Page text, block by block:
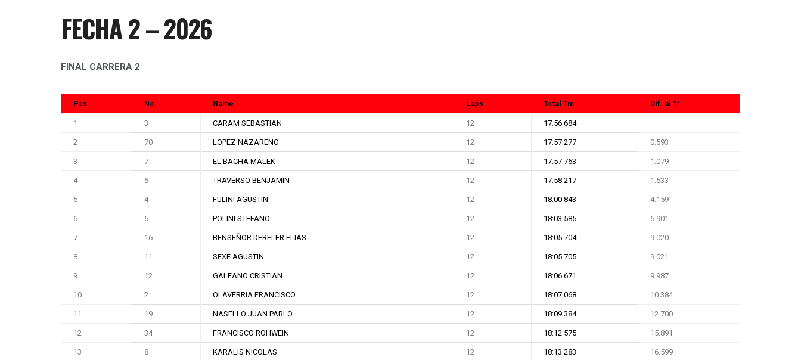
FECHA 2 – 2026
FINAL CARRERA 2
Pos No. Name Laps Total Tm Dif. al 1°
1 3 CARAM SEBASTIAN 12 17:56.684
2 70 LOPEZ NAZARENO 12 17:57.277 0.593
3 7 EL BACHA MALEK 12 17:57.763 1.079
4 6 TRAVERSO BENJAMIN 12 17:58.217 1.533
5 4 FULINI AGUSTIN 12 18:00.843 4.159
6 5 POLINI STEFANO 12 18:03.585 6.901
7 16 BENSEÑOR DERFLER ELIAS 12 18:05.704 9.020
8 11 SEXE AGUSTIN 12 18:05.705 9.021
9 12 GALEANO CRISTIAN 12 18:06.671 9.987
10 2 OLAVERRIA FRANCISCO 12 18:07.068 10.384
11 19 NASELLO JUAN PABLO 12 18:09.384 12.700
12 34 FRANCISCO ROHWEIN 12 18:12.575 15.891
13 8 KARALIS NICOLAS 12 18:13.283 16.599